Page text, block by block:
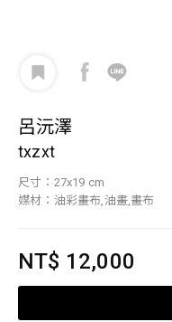
呂沅澤
txzxt
尺寸：27x19 cm
媒材：油彩畫布,油畫,畫布
NT$ 12,000